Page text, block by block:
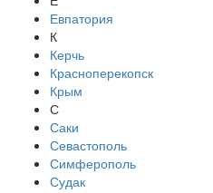
Евпатория
К
Керчь
Красноперекопск
Крым
С
Саки
Севастополь
Симферополь
Судак